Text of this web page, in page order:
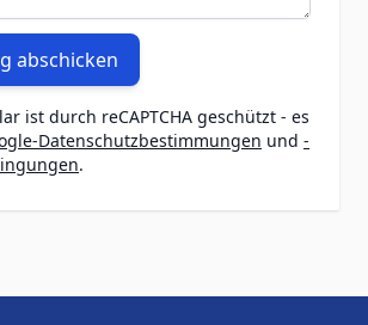
abschicken
ist durch reCAPTCHA geschützt - es
Datenschutzbestimmungen und -
.